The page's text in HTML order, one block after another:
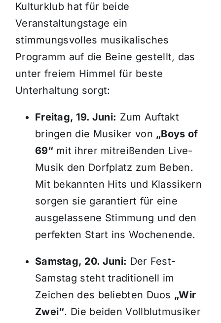
Kulturklub hat für beide
Veranstaltungstage ein
stimmungsvolles musikalisches
Programm auf die Beine gestellt, das
unter freiem Himmel für beste
Unterhaltung sorgt:
Freitag, 19. Juni: Zum Auftakt
bringen die Musiker von „Boys of
69“ mit ihrer mitreißenden Live-
Musik den Dorfplatz zum Beben.
Mit bekannten Hits und Klassikern
sorgen sie garantiert für eine
ausgelassene Stimmung und den
perfekten Start ins Wochenende.
Samstag, 20. Juni: Der Fest-
Samstag steht traditionell im
Zeichen des beliebten Duos „Wir
Zwei“. Die beiden Vollblutmusiker